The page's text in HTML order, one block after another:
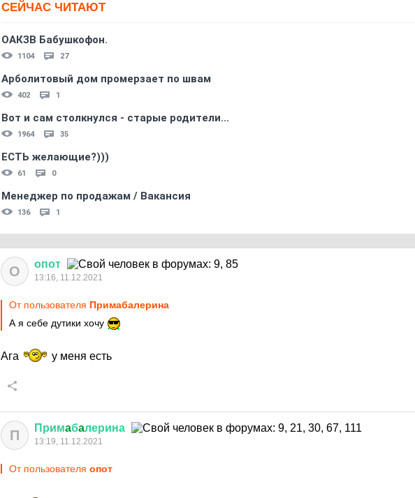
СЕЙЧАС ЧИТАЮТ
ОАКЗВ Бабушкофон.
1104 27
Арболитовый дом промерзает по швам
402 1
Вот и сам столкнулся - старые родители...
1964 35
ЕСТЬ желающие?)))
61 0
Менеджер по продажам / Вакансия
136 1
О опот
13:16, 11.12.2021
От пользователя Примaбaлерина
А я себе дутики хочу
Ага у меня есть
П Примaбaлерина
13:19, 11.12.2021
От пользователя опот